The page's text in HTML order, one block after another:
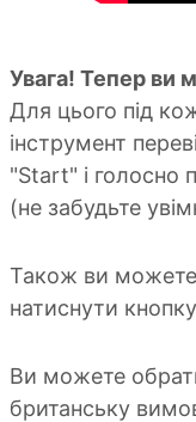
Увага! Тепер ви
Для цього під
інструмент
"Start" і голосно
(не забудьте
Також ви можете
натиснути
Ви можете
британську